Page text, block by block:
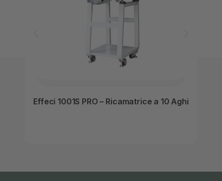
Effeci 1001S PRO – Ricamatrice a 10 Aghi